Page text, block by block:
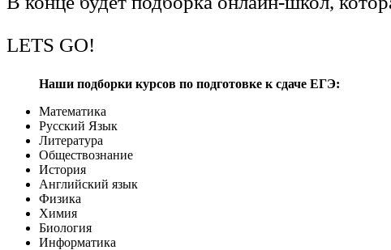
LETS GO!
Наши подборки курсов по подготовке к сдаче ЕГЭ:
Математика
Русский Язык
Литература
Обществознание
История
Английский язык
Физика
Химия
Биология
Информатика